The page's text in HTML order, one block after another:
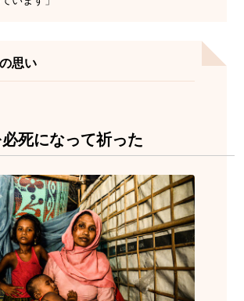
思い
死になって祈った